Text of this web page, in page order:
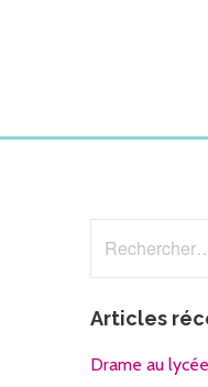
Articles
Drame au